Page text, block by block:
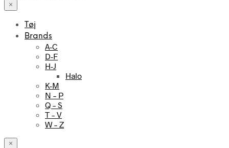
×
Tøj
Brands
A-C
D-F
H-J
Halo
K-M
N – P
Q – S
T – V
W – Z
×